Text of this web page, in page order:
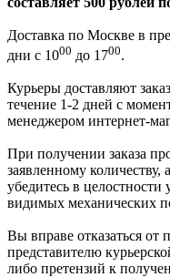
Доставка по Москве в
дни с 1000 до 1700.
Курьеры доставляют
течение 1-2 дней с
менеджером интернет-
При получении заказа
заявленному количеству,
убедитесь в целостности
видимых механических
Вы вправе отказаться от
представителю
либо претензий к